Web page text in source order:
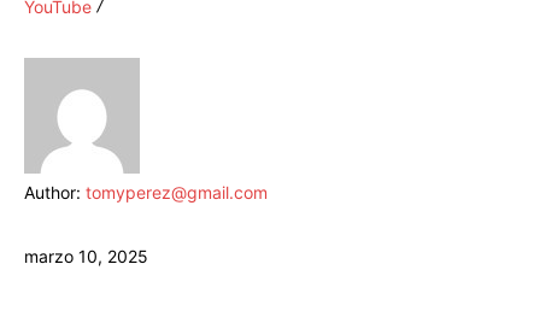
YouTube
Author: tomyperez@gmail.com
marzo 10, 2025